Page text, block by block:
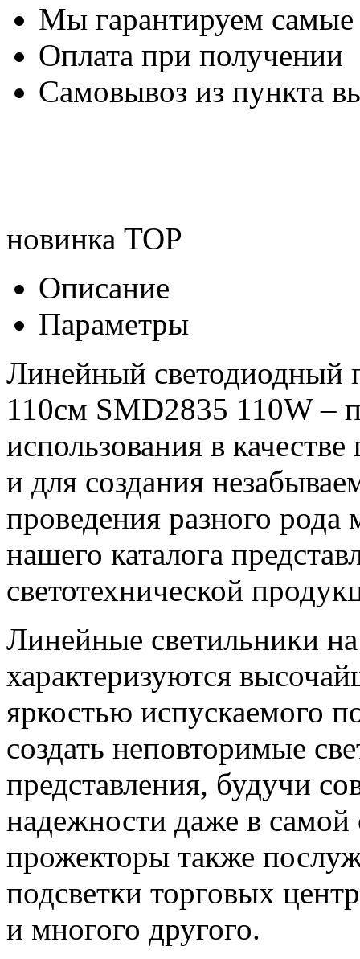
Мы гарантируем
Оплата при получении
Самовывоз из пункта
новинка TOP
Описание
Параметры
Линейный светодиодный
110см SMD2835 110W –
использования в
и для создания
проведения разного
нашего каталога
светотехнической
Линейные светильники
характеризуются
яркостью испускаемого
создать неповторимые
представления, будучи
надежности даже в самой
прожекторы также
подсветки торговых
и многого другого.